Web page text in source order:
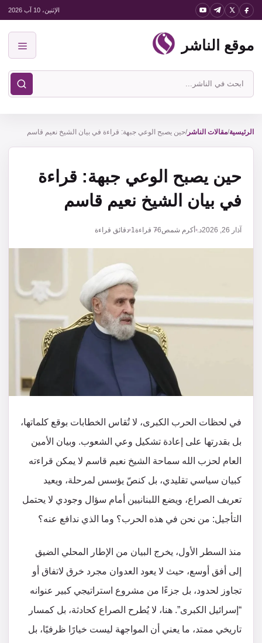
انتقل
المحتوى
الإثنين، 10 آب 2026
موقع الناشر
ابحث
في
الناشر
الرئيسية/مقالات الناشر/حين يصبح الوعي جبهة: قراءة في بيان الشيخ نعيم قاسم
حين يصبح الوعي جبهة: قراءة
في بيان الشيخ نعيم قاسم
آذار 26, 2026 د. أكرم شمص76 قراءة1 دقائق قراءة
في لحظات الحرب الكبرى، لا تُقاس الخطابات بوقع كلماتها،
بل بقدرتها على إعادة تشكيل وعي الشعوب. وبيان الأمين
العام لحزب الله سماحة الشيخ نعيم قاسم لا يمكن قراءته
كبيان سياسي تقليدي، بل كنصّ يؤسس لمرحلة، ويعيد
تعريف الصراع، ويضع اللبنانيين أمام سؤال وجودي لا يحتمل
التأجيل: من نحن في هذه الحرب؟ وما الذي ندافع عنه؟
منذ السطر الأول، يخرج البيان من الإطار المحلي الضيق
إلى أفق أوسع، حيث لا يعود العدوان مجرد خرق لاتفاق أو
تجاوز لحدود، بل جزءًا من مشروع استراتيجي كبير عنوانه
“إسرائيل الكبرى”. هنا، لا يُطرح الصراع كحادثة، بل كمسار
تاريخي ممتد، ما يعني أن المواجهة ليست خيارًا ظرفيًا، بل